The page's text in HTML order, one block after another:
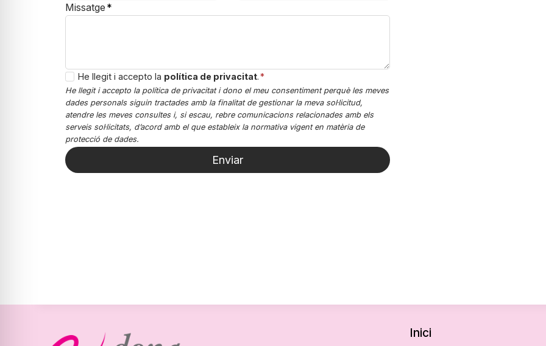
Missatge *
H
e
ll
g
i
t
l
p
He llegit i accepto la política de privacitat.*
He llegit i accepto la política de privacitat i dono el meu consentiment perquè les meves
dades personals siguin tractades amb la finalitat de gestionar la meva sol·licitud,
atendre les meves consultes i, si escau, rebre comunicacions relacionades amb els
serveis sol·licitats, d’acord amb el que estableix la normativa vigent en matèria de
protecció de dades.
Enviar
Inici